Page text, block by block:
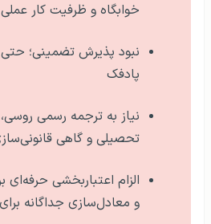
خوابگاه و ظرفیت کار
نبود پذیرش تضمینی؛ حتی
پادفک
نیاز به ترجمه رسمی
تحصیلی و گاهی
الزام اعتباربخشی
و معادل‌سازی جداگانه